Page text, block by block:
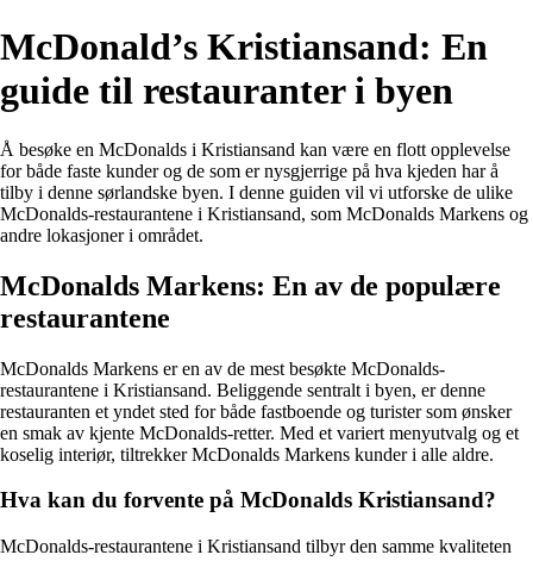
McDonald’s Kristiansand: En
guide til restauranter i byen
Å besøke en McDonalds i Kristiansand kan være en flott opplevelse
for både faste kunder og de som er nysgjerrige på hva kjeden har å
tilby i denne sørlandske byen. I denne guiden vil vi utforske de ulike
McDonalds-restaurantene i Kristiansand, som McDonalds Markens og
andre lokasjoner i området.
McDonalds Markens: En av de populære
restaurantene
McDonalds Markens er en av de mest besøkte McDonalds-
restaurantene i Kristiansand. Beliggende sentralt i byen, er denne
restauranten et yndet sted for både fastboende og turister som ønsker
en smak av kjente McDonalds-retter. Med et variert menyutvalg og et
koselig interiør, tiltrekker McDonalds Markens kunder i alle aldre.
Hva kan du forvente på McDonalds Kristiansand?
McDonalds-restaurantene i Kristiansand tilbyr den samme kvaliteten